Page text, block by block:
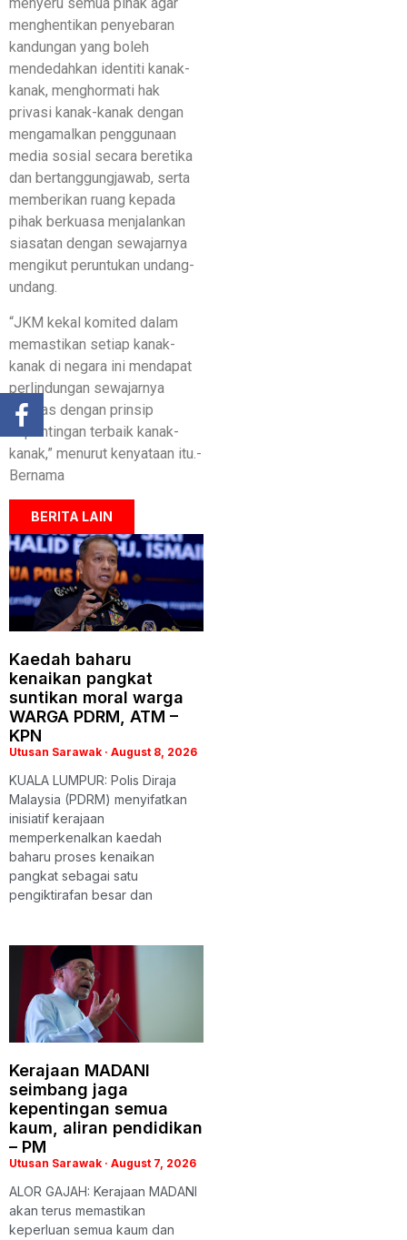
menyeru semua pihak agar
menghentikan penyebaran
kandungan yang boleh
mendedahkan identiti kanak-
kanak, menghormati hak
privasi kanak-kanak dengan
mengamalkan penggunaan
media sosial secara beretika
dan bertanggungjawab, serta
memberikan ruang kepada
pihak berkuasa menjalankan
siasatan dengan sewajarnya
mengikut peruntukan undang-
undang.
“JKM kekal komited dalam
memastikan setiap kanak-
kanak di negara ini mendapat
perlindungan sewajarnya
selaras dengan prinsip
kepentingan terbaik kanak-
kanak,” menurut kenyataan itu.-
Bernama
BERITA LAIN
Kaedah baharu
kenaikan pangkat
suntikan moral warga
WARGA PDRM, ATM –
KPN
Utusan Sarawak August 8, 2026
KUALA LUMPUR: Polis Diraja
Malaysia (PDRM) menyifatkan
inisiatif kerajaan
memperkenalkan kaedah
baharu proses kenaikan
pangkat sebagai satu
pengiktirafan besar dan
Kerajaan MADANI
seimbang jaga
kepentingan semua
kaum, aliran pendidikan
– PM
Utusan Sarawak August 7, 2026
ALOR GAJAH: Kerajaan MADANI
akan terus memastikan
keperluan semua kaum dan